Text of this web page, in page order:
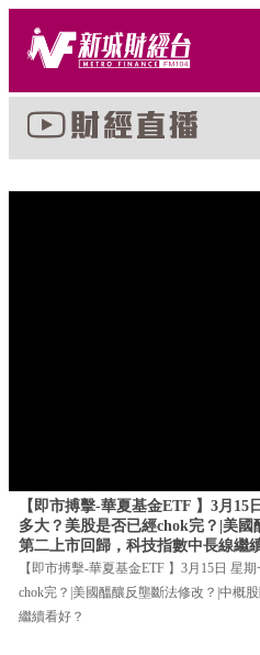
【即市搏擊-華夏基金ETF 】3月
多大？美股是否已經chok完？|美
第二上市回歸，科技指數中長線繼
【即市搏擊-華夏基金ETF 】3月15日 星
chok完？|美國醞釀反壟斷法修改？|中概
繼續看好？